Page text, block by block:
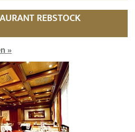
REBSTOCK
»